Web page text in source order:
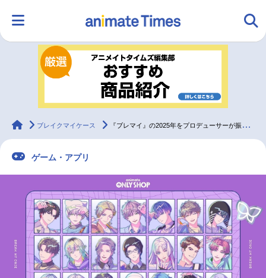
ランキング アニメ
ラジオ みんなの声
2.5次元 配信・Vtuber トレンド 無料マンガ
最新記事一覧
アニメ記事一覧 声優記事一覧
animateTimes
ブレイクマイケース 『ブレマイ』の2025年をプロデューサーが振り返る【インタビュー】｜「『ブレイクマイケース』Winter Fair 2025 in アニメイト」開催記念
ゲーム・アプリ